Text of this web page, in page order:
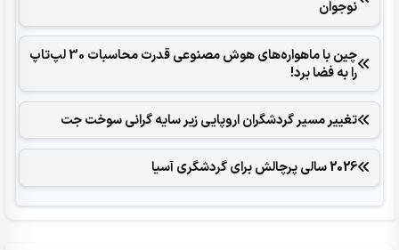
نوجوان
چین با ماهواره‌های هوش مصنوعی قدرت محاسبات 30 لپ‌تاپ
را به فضا برد!
تغییر مسیر گردشگران اروپایی زیر سایه گرانی سوخت جت
2026 سالی پرچالش برای گردشگری آسیا